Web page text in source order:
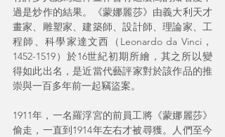
過是炒作的結果。《蒙娜麗莎》由義大利天才
畫家、雕塑家、建築師、設計師、理論家、工
程師、科學家達文西（Leonardo da Vinci，
1452-1519）於16世紀初期所繪，其之所以變
得如此出名，是近當代藝評家對於該作品的推
崇與一百多年前一起竊盜案。
1911年，一名羅浮宮的前員工將《蒙娜麗莎》
偷走，一直到1914年左右才被尋獲。人們至今